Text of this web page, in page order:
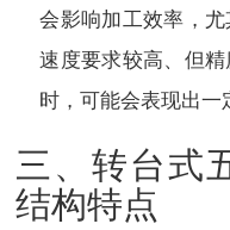
会影响加工效率，
速度要求较高、但
时，可能会表现出一
三、转台式
结构特点